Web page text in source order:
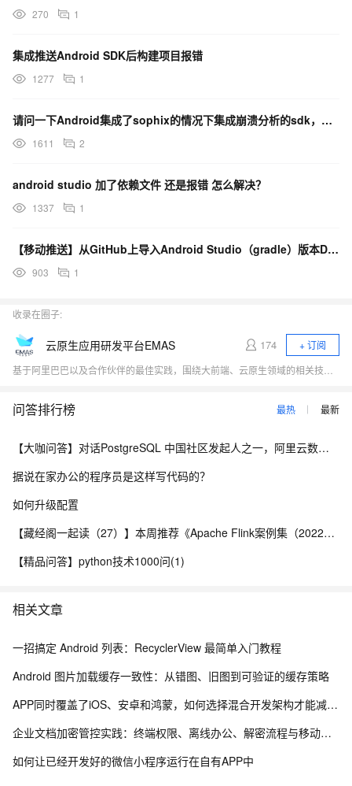
270 1
集成推送Android SDK后构建项目报错
1277 1
请问一下Android集成了sophix的情况下集成崩溃分析的sdk，报错Didn't find c
1611 2
android studio 加了依赖文件 还是报错 怎么解决？
1337 1
【移动推送】从GitHub上导入Android Studio（gradle）版本Demo后报错咋办？
903 1
收录在圈子:
云原生应用研发平台EMAS 174
+ 订阅
问答排行榜 最热 最新
【大咖问答】对话PostgreSQL 中国社区发起人之一，阿里云数据库高级专家 德哥
据说在家办公的程序员是这样写代码的？
如何升级配置
【藏经阁一起读（27）】本周推荐《Apache Flink案例集（2022版）》，你有哪些心得？
【精品问答】python技术1000问(1)
相关文章
一招搞定 Android 列表：RecyclerView 最简单入门教程
Android 图片加载缓存一致性：从错图、旧图到可验证的缓存策略
APP同时覆盖了iOS、安卓和鸿蒙，如何选择混合开发架构才能减少重复建设，提高功能上线效率～
企业文档加密管控实践：终端权限、离线办公、解密流程与移动安全能力梳理
如何让已经开发好的微信小程序运行在自有APP中